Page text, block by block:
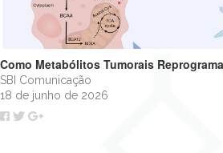
SBI Comunicação
18 de junho de 2026